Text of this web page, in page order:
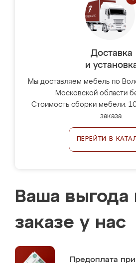
Доставка
и
Мы доставляем мебель по
Московской области
Стоимость сборки мебели:
заказа.
ПЕРЕЙТИ В
Ваша выгода
заказе у нас
Предоплата